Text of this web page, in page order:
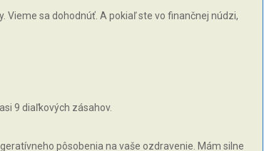
Vieme sa dohodnúť. A pokiaľ ste vo finančnej núdzi,
9 diaľkových zásahov.
pôsobenia na vaše ozdravenie. Mám silne